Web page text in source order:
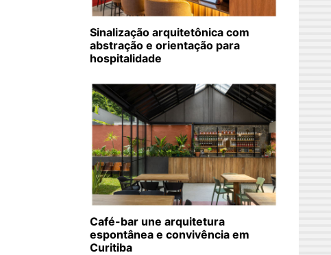
Sinalização arquitetônica com
abstração e orientação para
hospitalidade
Café-bar une arquitetura
espontânea e convivência em
Curitiba